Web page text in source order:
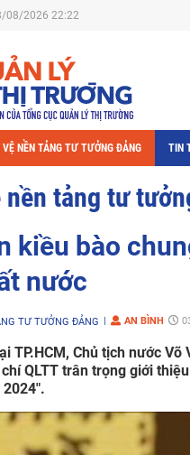
08/2026 22:22
VỆ NỀN TẢNG TƯ TƯỞNG ĐẢNG TIN
nền tảng tư
kiều bào
nước
TƯ TƯỞNG ĐẢNG AN BÌNH
TP.HCM, Chủ tịch nước
QLTT trân trọng giới